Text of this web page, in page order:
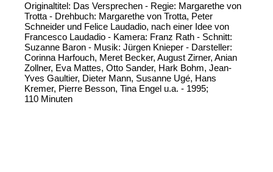
Originaltitel: Das Versprechen - Regie: Margarethe von
Trotta - Drehbuch: Margarethe von Trotta, Peter
Schneider und Felice Laudadio, nach einer Idee von
Francesco Laudadio - Kamera: Franz Rath - Schnitt:
Suzanne Baron - Musik: Jürgen Knieper - Darsteller:
Corinna Harfouch, Meret Becker, August Zirner, Anian
Zollner, Eva Mattes, Otto Sander, Hark Bohm, Jean-
Yves Gaultier, Dieter Mann, Susanne Ugé, Hans
Kremer, Pierre Besson, Tina Engel u.a. - 1995;
110 Minuten